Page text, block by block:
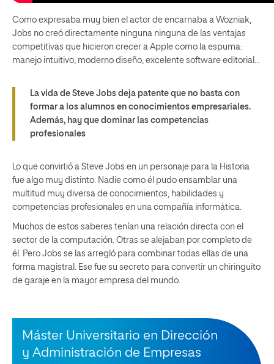
Como expresaba muy bien el actor de encarnaba a Wozniak,
Jobs no creó directamente ninguna ninguna de las ventajas
competitivas que hicieron crecer a Apple como la espuma:
manejo intuitivo, moderno diseño, excelente software editorial…
La vida de Steve Jobs deja patente que no basta con
formar a los alumnos en conocimientos empresariales.
Además, hay que dominar las competencias
profesionales
Lo que convirtió a Steve Jobs en un personaje para la Historia
fue algo muy distinto. Nadie como él pudo ensamblar una
multitud muy diversa de conocimientos, habilidades y
competencias profesionales en una compañía informática.
Muchos de estos saberes tenían una relación directa con el
sector de la computación. Otras se alejaban por completo de
él. Pero Jobs se las arregló para combinar todas ellas de una
forma magistral. Ese fue su secreto para convertir un chiringuito
de garaje en la mayor empresa del mundo.
Máster Universitario en Dirección
y Administración de Empresas